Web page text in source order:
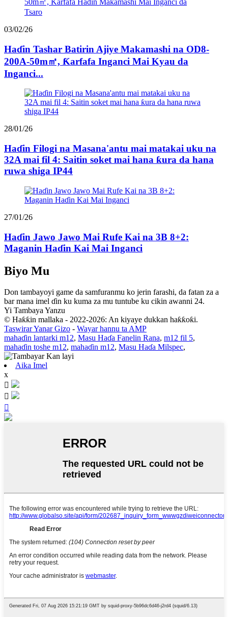
03/02/26
Haɗin Tashar Batirin Ajiye Makamashi na OD8-
200A-50m㎡, Ƙarfafa Inganci Mai Kyau da
Inganci...
28/01/26
Haɗin Filogi na Masana'antu mai matakai uku na
32A mai fil 4: Saitin soket mai hana ƙura da hana
ruwa shiga IP44
27/01/26
Haɗin Jawo Jawo Mai Rufe Kai na 3B 8+2:
Maganin Haɗin Kai Mai Inganci
Biyo Mu
Don tambayoyi game da samfuranmu ko jerin farashi, da fatan za a
bar mana imel ɗin ku kuma za mu tuntube ku cikin awanni 24.
Yi Tambaya Yanzu
© Haƙƙin mallaka - 2022-2026: An kiyaye dukkan haƙƙoƙi.
Taswirar Yanar Gizo - Wayar hannu ta AMP
mahaɗin lantarki m12, Masu Haɗa Fanelin Rana, m12 fil 5,
mahaɗin toshe m12, mahaɗin m12, Masu Haɗa Milspec,
Aika Imel
x


